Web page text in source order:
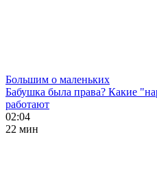
Большим о маленьких
Бабушка была права? Какие
работают
02:04
22 мин